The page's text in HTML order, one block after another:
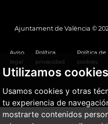
Utilizamos cookies
Usamos cookies y otras
tu experiencia de
mostrarte contenidos
Ajuntament de València ©
Aviso
legal
Política
privacidad
Política de
cookies